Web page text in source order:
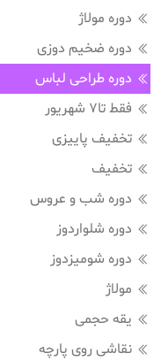
دوره مولاژ
دوره ضخیم دوزی
دوره طراحی لباس
فقط تا7 شهریور
تخفیف پاییزی
تخفیف
دوره شب و عروس
دوره شلواردوز
دوره شومیزدوز
مولاژ
یقه حجمی
نقاشی روی پارچه